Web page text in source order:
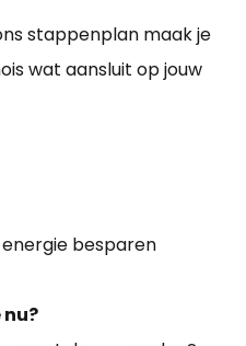
stappenplan maak je
wat aansluit op jouw
besparen